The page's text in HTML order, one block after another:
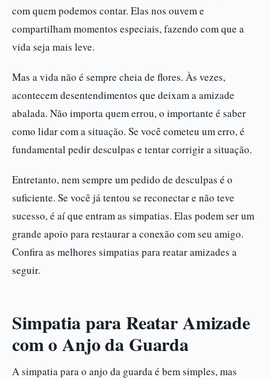
com quem podemos contar. Elas nos ouvem e
compartilham momentos especiais, fazendo com que a
vida seja mais leve.
Mas a vida não é sempre cheia de flores. Às vezes,
acontecem desentendimentos que deixam a amizade
abalada. Não importa quem errou, o importante é saber
como lidar com a situação. Se você cometeu um erro, é
fundamental pedir desculpas e tentar corrigir a situação.
Entretanto, nem sempre um pedido de desculpas é o
suficiente. Se você já tentou se reconectar e não teve
sucesso, é aí que entram as simpatias. Elas podem ser um
grande apoio para restaurar a conexão com seu amigo.
Confira as melhores simpatias para reatar amizades a
seguir.
Simpatia para Reatar Amizade
com o Anjo da Guarda
A simpatia para o anjo da guarda é bem simples, mas